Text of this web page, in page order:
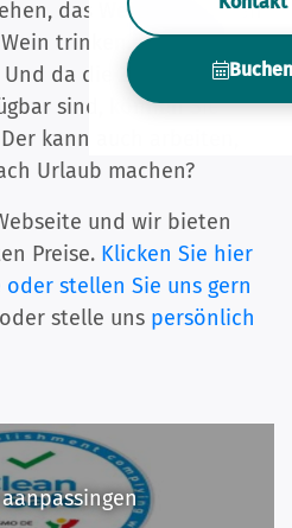
das Wetter genießen
trinken. Wer würde so
da die Zimmer immer
sind, können Sie
kann auch arbeiten,
Urlaub machen?
und wir bieten
Preise. Klicken Sie hier
stellen Sie uns gern
oder stelle uns persönlich